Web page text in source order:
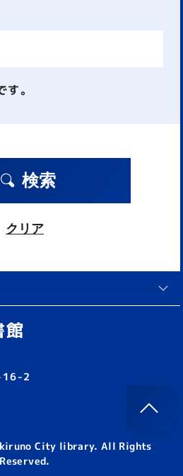
。
検索
クリア
館
16-2
City library. All Rights
Reserved.